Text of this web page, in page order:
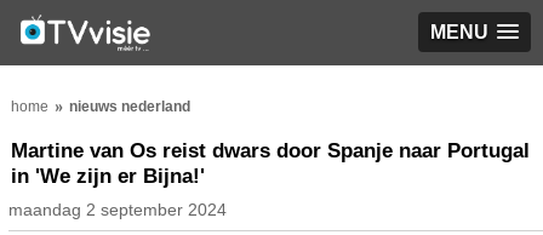
MENU
home nieuws nederland
Martine van Os reist dwars door Spanje naar Portugal
in 'We zijn er Bijna!'
maandag 2 september 2024